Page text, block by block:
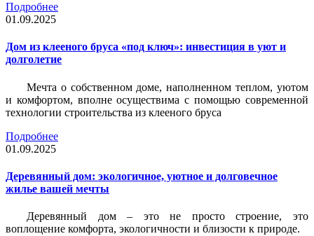
Подробнее
01.09.2025
Дом из клееного бруса «под ключ»: инвестиция в уют и
долголетие
Мечта о собственном доме, наполненном теплом, уютом
и комфортом, вполне осуществима с помощью современной
технологии строительства из клееного бруса
Подробнее
01.09.2025
Деревянный дом: экологичное, уютное и долговечное
жилье вашей мечты
Деревянный дом – это не просто строение, это
воплощение комфорта, экологичности и близости к природе.